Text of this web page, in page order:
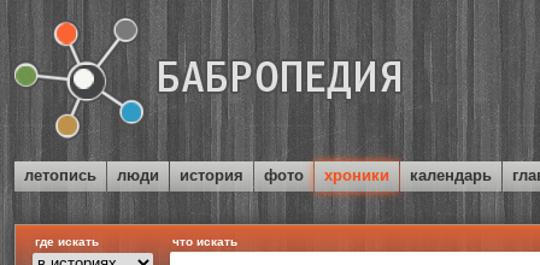
летопись люди история фото хроники календарь
где искать что искать